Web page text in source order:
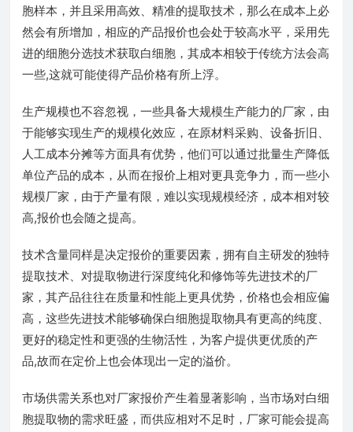
胞样本，并且采用高效、精准的提取技术，那么在成本上必
然会有所增加，相应的产品报价也会处于较高水平，采用先
进的细胞分选技术获取白细胞，其成本相较于传统方法会高
一些,这就可能使得产品价格有所上浮。
生产规模也不容忽视，一些具备大规模生产能力的厂家，由
于能够实现生产的规模化效应，在原材料采购、设备折旧、
人工成本分摊等方面具有优势，他们可以通过批量生产降低
单位产品的成本，从而在报价上相对更具竞争力，而一些小
规模厂家，由于产量有限，难以实现规模经济，成本相对较
高,报价也会随之提高。
技术含量同样是决定报价的重要因素，拥有自主研发的独特
提取技术、对提取物进行深度纯化和修饰等先进技术的厂
家，其产品往往在质量和性能上更具优势，价格也会相应偏
高，这些先进技术能够确保白细胞提取物具有更高的纯度、
更好的稳定性和更强的生物活性，为客户提供更优质的产
品,故而在定价上也会体现出一定的溢价。
市场供需关系也对厂家报价产生着显著影响，当市场对白细
胞提取物的需求旺盛，而供应相对不足时，厂家可能会提高